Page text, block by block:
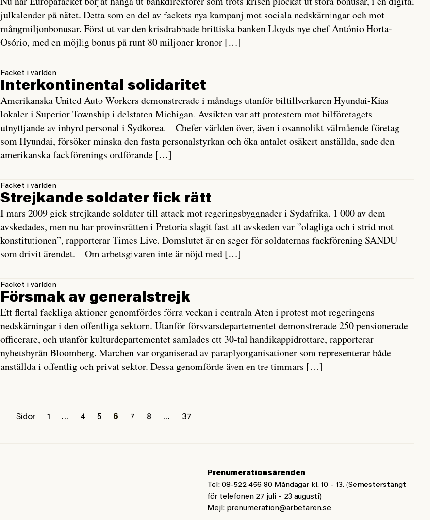
julkalender på nätet. Detta som en del av fackets nya kampanj mot sociala nedskärningar och mot
mångmiljonbonusar. Först ut var den krisdrabbade brittiska banken Lloyds nye chef António Horta-
Osório, med en möjlig bonus på runt 80 miljoner kronor […]
Facket i världen
Interkontinental solidaritet
Amerikanska United Auto Workers demonstrerade i måndags utanför biltillverkaren Hyundai-Kias
lokaler i Superior Township i delstaten Michigan. Avsikten var att protestera mot bilföretagets
utnyttjande av inhyrd personal i Sydkorea. – Chefer världen över, även i osannolikt välmående företag
som Hyundai, försöker minska den fasta personalstyrkan och öka antalet osäkert anställda, sade den
amerikanska fackförenings ordförande […]
Facket i världen
Strejkande soldater fick rätt
I mars 2009 gick strejkande soldater till attack mot regeringsbyggnader i Sydafrika. 1 000 av dem
avskedades, men nu har provinsrätten i Pretoria slagit fast att avskeden var ”olagliga och i strid mot
konstitutionen”, rapporterar Times Live. Domslutet är en seger för soldaternas fackförening SANDU
som drivit ärendet. – Om arbetsgivaren inte är nöjd med […]
Facket i världen
Försmak av generalstrejk
Ett flertal fackliga aktioner genomfördes förra veckan i centrala Aten i protest mot regeringens
nedskärningar i den offentliga sektorn. Utanför försvarsdepartementet demonstrerade 250 pensionerade
officerare, och utanför kulturdepartementet samlades ett 30-tal handikappidrottare, rapporterar
nyhetsbyrån Bloomberg. Marchen var organiserad av paraplyorganisationer som representerar både
anställda i offentlig och privat sektor. Dessa genomförde även en tre timmars […]
Sidor 1 … 4 5 6 7 8 … 37
Prenumerationsärenden
Tel: 08-522 456 80 Måndagar kl. 10 – 13. (Semesterstängt
för telefonen 27 juli – 23 augusti)
Mejl: prenumeration@arbetaren.se